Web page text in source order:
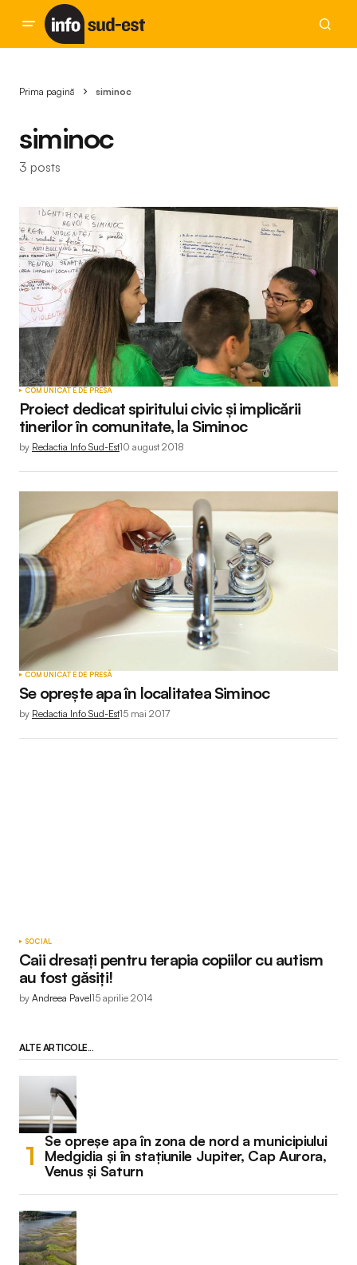
Prima pagină siminoc
siminoc
3 posts
COMUNICATE DE PRESĂ
Proiect dedicat spiritului civic și implicării
tinerilor în comunitate, la Siminoc
by Redactia Info Sud-Est10 august 2018
COMUNICATE DE PRESĂ
Se oprește apa în localitatea Siminoc
by Redactia Info Sud-Est15 mai 2017
SOCIAL
Caii dresați pentru terapia copiilor cu autism
au fost găsiți!
by Andreea Pavel15 aprilie 2014
ALTE ARTICOLE...
Se opreșe apa în zona de nord a municipiului
Medgidia și în stațiunile Jupiter, Cap Aurora,
Venus și Saturn